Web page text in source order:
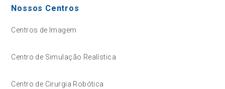
Nossos Centros
Centros de Imagem
Centro de Simulação Realística
Centro de Cirurgia Robótica